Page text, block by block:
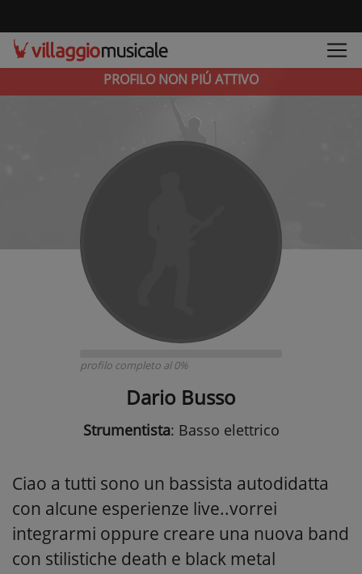
PROFILO NON PIÚ ATTIVO
profilo completo al 0%
Dario Busso
Strumentista: Basso elettrico
Ciao a tutti sono un bassista autodidatta
con alcune esperienze live..vorrei
integrarmi oppure creare una nuova band
con stilistiche death e black metal